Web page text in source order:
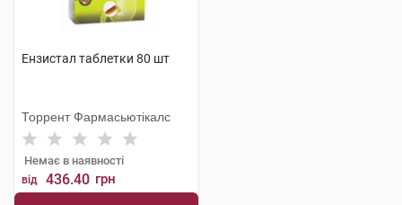
Ензистал таблетки 80 шт
Торрент Фармасьютікалс
Немає в наявності
від 436.40 грн